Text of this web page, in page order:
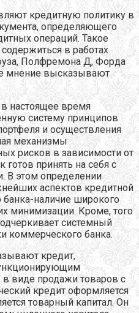
кредитную политику в
определяющего
операций. Такое
в работах
Полфремона Д, Форда
мнение высказывают
настоящее время
систему принципов
и осуществления
механизмы
рисков в зависимости от
готов принять на себя с
В этом определении
аспектов кредитной
банка-наличие широкого
минимизации. Кроме, того
системный
коммерческого банка.
кредит,
виде продажи товаров с
кредит оформляется
товарный капитал. Он